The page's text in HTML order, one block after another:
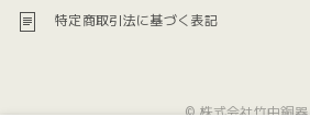
特定商取引法に基づく表記
© 株式会社竹中銅器